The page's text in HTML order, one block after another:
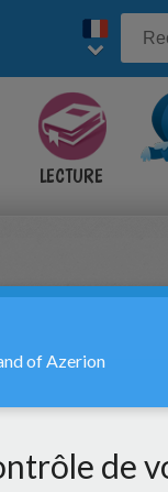
LECTURE